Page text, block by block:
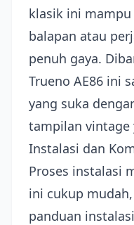
klasik ini
balapan atau
penuh gaya.
Trueno AE86 ini
yang suka
tampilan vintage
Instalasi dan
Proses instalasi
ini cukup
panduan